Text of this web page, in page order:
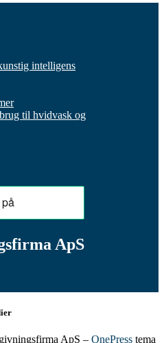
intelligens
til hvidvask og
ApS
ApS – OnePress tema